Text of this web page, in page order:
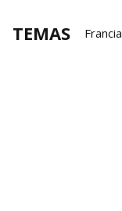
TEMAS Francia